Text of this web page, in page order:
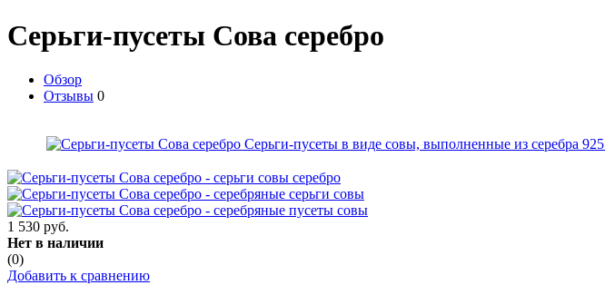
Серьги-пусеты Сова серебро
Обзор
Отзывы 0
1 530 руб.
Нет в наличии
(0)
Добавить к сравнению